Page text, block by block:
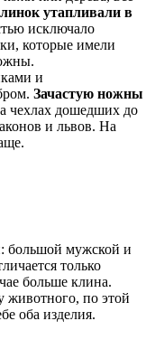
утапливали в
исключало
которые имели
и
Зачастую ножны
чехлах дошедших до
и львов. На
большой мужской и
только
больше клина.
животного, по этой
оба изделия.